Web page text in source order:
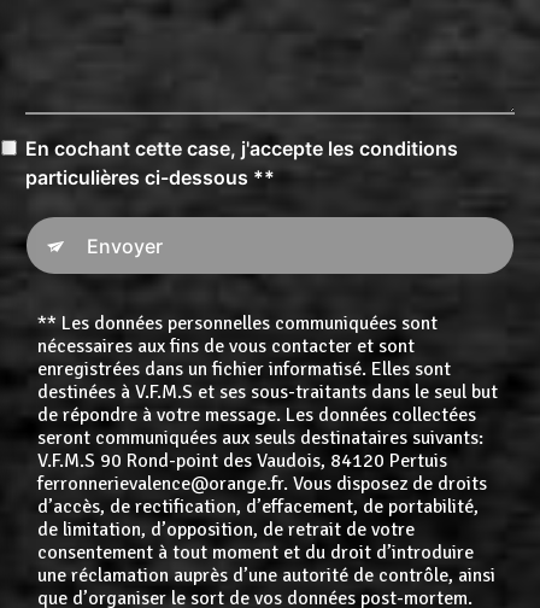
En cochant cette case, j'accepte les conditions
particulières ci-dessous **
Envoyer
** Les données personnelles communiquées sont
nécessaires aux fins de vous contacter et sont
enregistrées dans un fichier informatisé. Elles sont
destinées à V.F.M.S et ses sous-traitants dans le seul but
de répondre à votre message. Les données collectées
seront communiquées aux seuls destinataires suivants:
V.F.M.S 90 Rond-point des Vaudois, 84120 Pertuis
ferronnerievalence@orange.fr. Vous disposez de droits
d’accès, de rectification, d’effacement, de portabilité,
de limitation, d’opposition, de retrait de votre
consentement à tout moment et du droit d’introduire
une réclamation auprès d’une autorité de contrôle, ainsi
que d’organiser le sort de vos données post-mortem.